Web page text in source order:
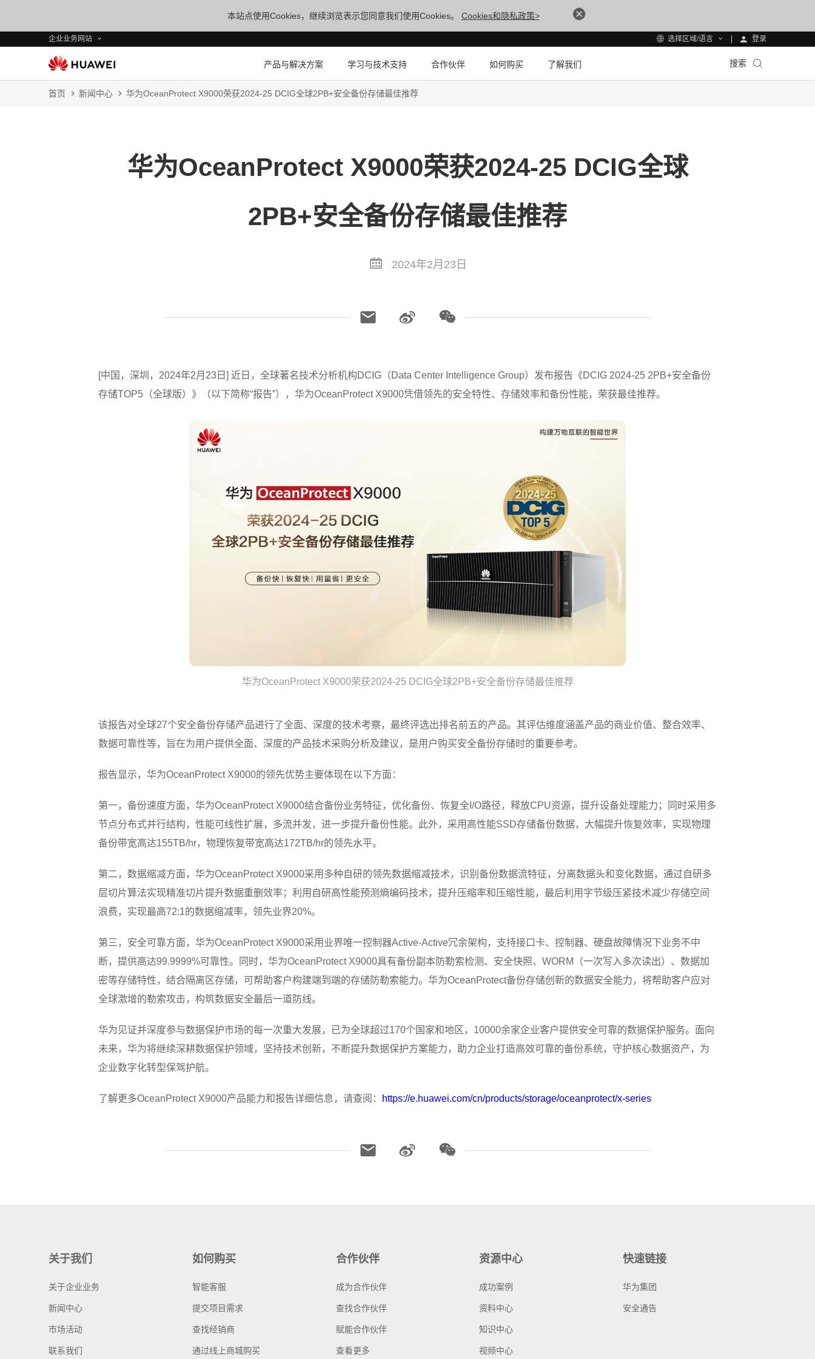
本站点使用Cookies，继续浏览表示您同意我们使用Cookies。 Cookies和隐私政策>
企业业务网站 选择区域/语言 登录
产品与解决方案 学习与技术支持 合作伙伴 如何购买 了解我们 搜索
首页 新闻中心 华为OceanProtect X9000荣获2024-25 DCIG全球2PB+安全备份存储最佳推荐
华为OceanProtect X9000荣获2024-25 DCIG全球
2PB+安全备份存储最佳推荐
2024年2月23日
[中国，深圳，2024年2月23日] 近日，全球著名技术分析机构DCIG（Data Center Intelligence Group）发布报告《DCIG 2024-25 2PB+安全备份
存储TOP5（全球版）》（以下简称“报告”），华为OceanProtect X9000凭借领先的安全特性、存储效率和备份性能，荣获最佳推荐。
华为OceanProtect X9000荣获2024-25 DCIG全球2PB+安全备份存储最佳推荐
该报告对全球27个安全备份存储产品进行了全面、深度的技术考察，最终评选出排名前五的产品。其评估维度涵盖产品的商业价值、整合效率、
数据可靠性等，旨在为用户提供全面、深度的产品技术采购分析及建议，是用户购买安全备份存储时的重要参考。
报告显示，华为OceanProtect X9000的领先优势主要体现在以下方面：
第一，备份速度方面，华为OceanProtect X9000结合备份业务特征，优化备份、恢复全I/O路径，释放CPU资源，提升设备处理能力；同时采用多
节点分布式并行结构，性能可线性扩展，多流并发，进一步提升备份性能。此外，采用高性能SSD存储备份数据，大幅提升恢复效率，实现物理
备份带宽高达155TB/hr，物理恢复带宽高达172TB/hr的领先水平。
第二，数据缩减方面，华为OceanProtect X9000采用多种自研的领先数据缩减技术，识别备份数据流特征，分离数据头和变化数据，通过自研多
层切片算法实现精准切片提升数据重删效率；利用自研高性能预测熵编码技术，提升压缩率和压缩性能，最后利用字节级压紧技术减少存储空间
浪费，实现最高72:1的数据缩减率，领先业界20%。
第三，安全可靠方面，华为OceanProtect X9000采用业界唯一控制器Active-Active冗余架构，支持接口卡、控制器、硬盘故障情况下业务不中
断，提供高达99.9999%可靠性。同时，华为OceanProtect X9000具有备份副本防勒索检测、安全快照、WORM（一次写入多次读出）、数据加
密等存储特性，结合隔离区存储，可帮助客户构建端到端的存储防勒索能力。华为OceanProtect备份存储创新的数据安全能力，将帮助客户应对
全球激增的勒索攻击，构筑数据安全最后一道防线。
华为见证并深度参与数据保护市场的每一次重大发展，已为全球超过170个国家和地区，10000余家企业客户提供安全可靠的数据保护服务。面向
未来，华为将继续深耕数据保护领域，坚持技术创新，不断提升数据保护方案能力，助力企业打造高效可靠的备份系统，守护核心数据资产，为
企业数字化转型保驾护航。
了解更多OceanProtect X9000产品能力和报告详细信息，请查阅： https://e.huawei.com/cn/products/storage/oceanprotect/x-series
关于我们
关于企业业务
新闻中心
市场活动
联系我们
如何购买
智能客服
提交项目需求
查找经销商
通过线上商城购买
合作伙伴
成为合作伙伴
查找合作伙伴
赋能合作伙伴
查看更多
资源中心
成功案例
资料中心
知识中心
视频中心
快速链接
华为集团
安全通告